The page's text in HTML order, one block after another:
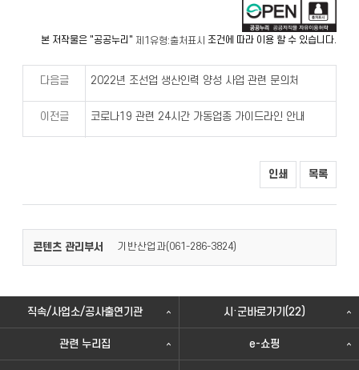
본 저작물은 "공공누리" 제1유형:출처표시 조건에 따라 이용 할 수 있습니다.
다음글 2022년 조선업 생산인력 양성 사업 관련 문의처
이전글 코로나19 관련 24시간 가동업종 가이드라인 안내
인쇄 목록
콘텐츠 관리부서 기반산업과(061-286-3824)
직속/사업소/공사출연기관 시·군바로가기(22)
관련 누리집 e-쇼핑